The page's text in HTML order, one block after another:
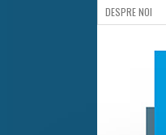
DESPRE NOI